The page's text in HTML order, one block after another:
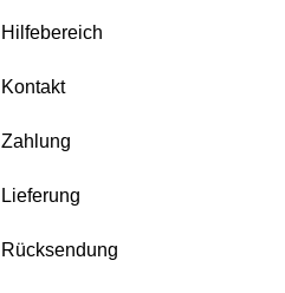
Hilfebereich
Kontakt
Zahlung
Lieferung
Rücksendung